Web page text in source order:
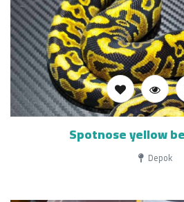
Spotnose yellow
Depok